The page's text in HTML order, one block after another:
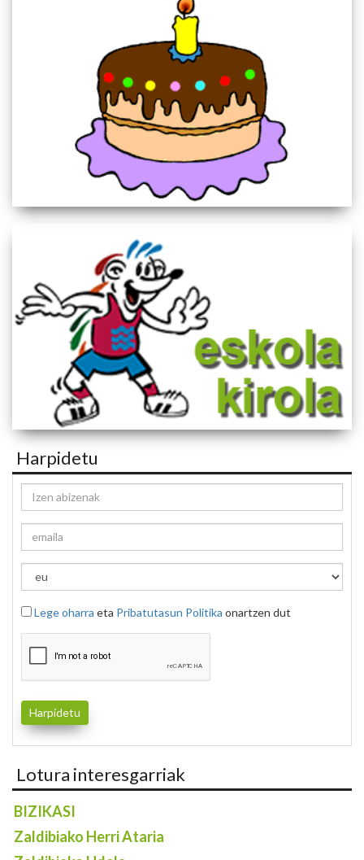
Harpidetu
Lege oharra eta Pribatutasun Politika onartzen dut
Lotura interesgarriak
BIZIKASI
Zaldibiako Herri Ataria